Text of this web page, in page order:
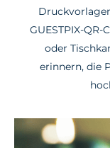
GUESTPIX-
oder
erinnern, die